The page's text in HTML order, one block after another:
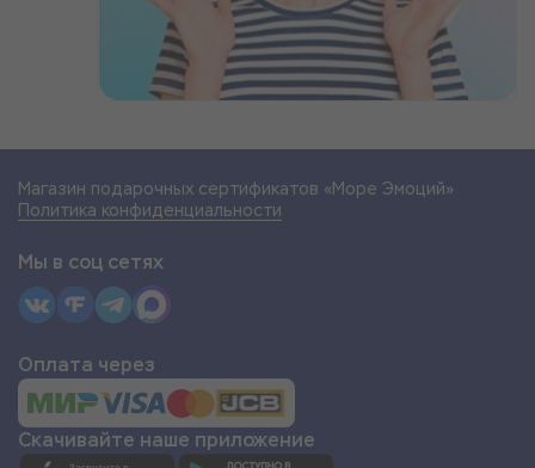
Магазин подарочных сертификатов «Море Эмоций»
Политика конфиденциальности
Мы в соц сетях
Оплата через
Скачивайте наше приложение